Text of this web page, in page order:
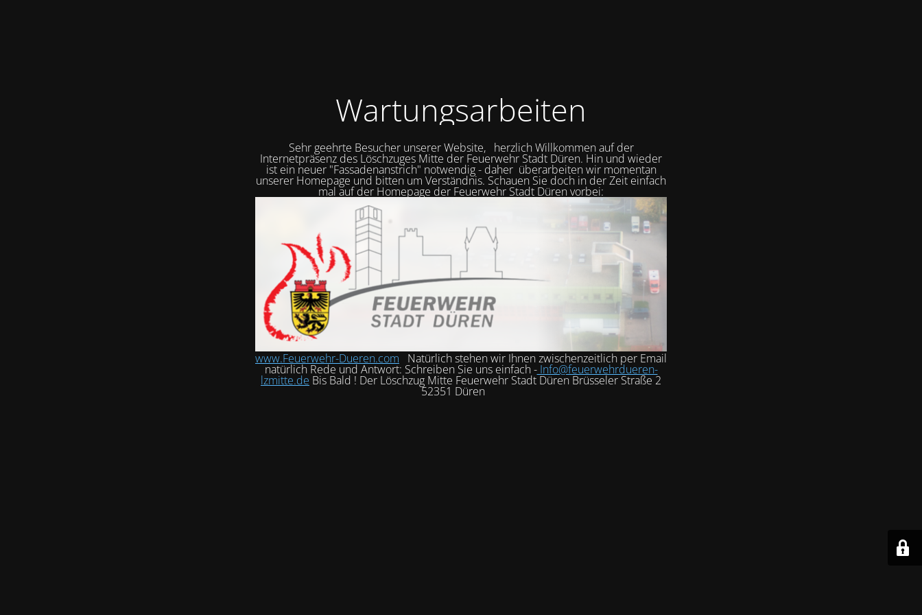
Wartungsarbeiten
Sehr geehrte Besucher unserer Website, herzlich Willkommen auf der
Internetpräsenz des Löschzuges Mitte der Feuerwehr Stadt Düren. Hin und wieder
ist ein neuer "Fassadenanstrich" notwendig - daher überarbeiten wir momentan
unserer Homepage und bitten um Verständnis. Schauen Sie doch in der Zeit einfach
mal auf der Homepage der Feuerwehr Stadt Düren vorbei:
www.Feuerwehr-Dueren.com Natürlich stehen wir Ihnen zwischenzeitlich per Email
natürlich Rede und Antwort: Schreiben Sie uns einfach -Info@feuerwehrdueren-
lzmitte.de Bis Bald ! Der Löschzug Mitte Feuerwehr Stadt Düren Brüsseler Straße 2
52351 Düren